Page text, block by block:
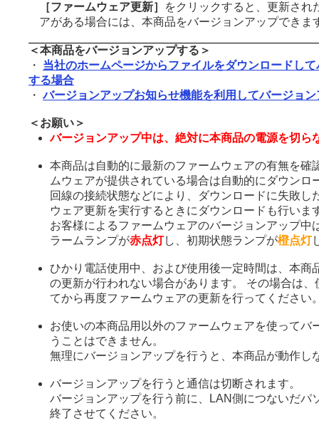
［ファームウェア更新］
をクリックすると、更新され
アがある場合には、本商品をバージョンアップできま
＜本商品をバージョンアップする＞
・ 当社のホームページからファイルをダウンロードし
する場合
・バージョンアップお知らせ機能を利用してバージョ
＜お願い＞
バージョンアップ中は、絶対に本商品の電源を切ら
本商品は自動的に最新のファームウェアの有無を確
ムウェアが提供されている場合は自動的にダウンロ
回線の接続状態などにより、ダウンロードに失敗し
ウェア更新を実行するときにダウンロードも行いま
お客様によるファームウェアのバージョンアップ中
ラームランプが赤点灯し、初期状態ランプが橙点灯
ひかり電話使用中、および使用後一定時間は、本商
の更新が行われない場合があります。 その場合は
てから再度ファームウェアの更新を行ってください
お使いの本商品用以外のファームウェアを使ってバ
うことはできません。
無理にバージョンアップを行うと、本商品が動作し
バージョンアップを行うと通信は切断されます。
バージョンアップを行う前に、LAN側につないだパ
終了させてください。